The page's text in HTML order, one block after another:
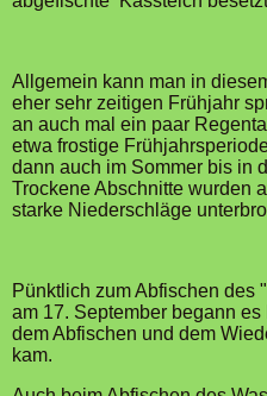
Allgemein kann man in
eher sehr zeitigen Frühjahr
an auch mal ein paar
etwa frostige
dann auch im Sommer bis in
Trockene Abschnitte wurden
starke Niederschläge
Pünktlich zum Abfischen des
am 17. September begann
dem Abfischen und dem
kam.